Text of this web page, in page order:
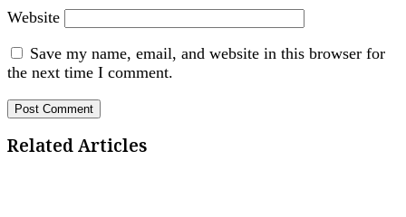
Website
Save my name, email, and website in this browser for
the next time I comment.
Related Articles